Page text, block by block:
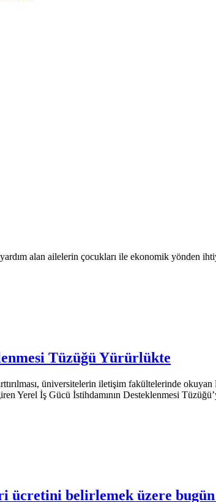
alan ailelerin çocukları ile ekonomik yönden
Tüzüğü Yürürlükte
üniversitelerin iletişim fakültelerinde okuyan
Yerel İş Gücü İstihdamının Desteklenmesi
ücretini belirlemek üzere bugün